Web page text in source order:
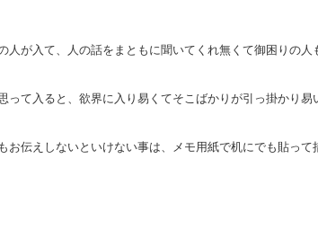
ンセリング。
人が入て、人の話をまともに聞いてくれ無くて御困りの人
って入ると、欲界に入り易くてそこばかりが引っ掛かり易
お伝えしないといけない事は、メモ用紙で机にでも貼って